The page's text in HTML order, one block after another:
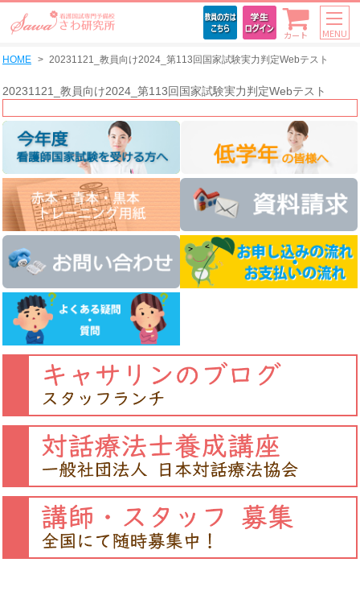
カート MENU
HOME 20231121_教員向け2024_第113回国家試験実力判定Webテスト
20231121_教員向け2024_第113回国家試験実力判定Webテスト